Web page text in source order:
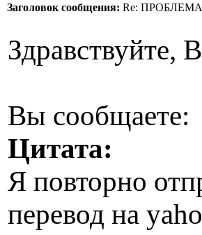
Заголовок сообщения: Re:
Здравствуйте,
Вы сообщаете:
Цитата:
Я повторно
перевод на